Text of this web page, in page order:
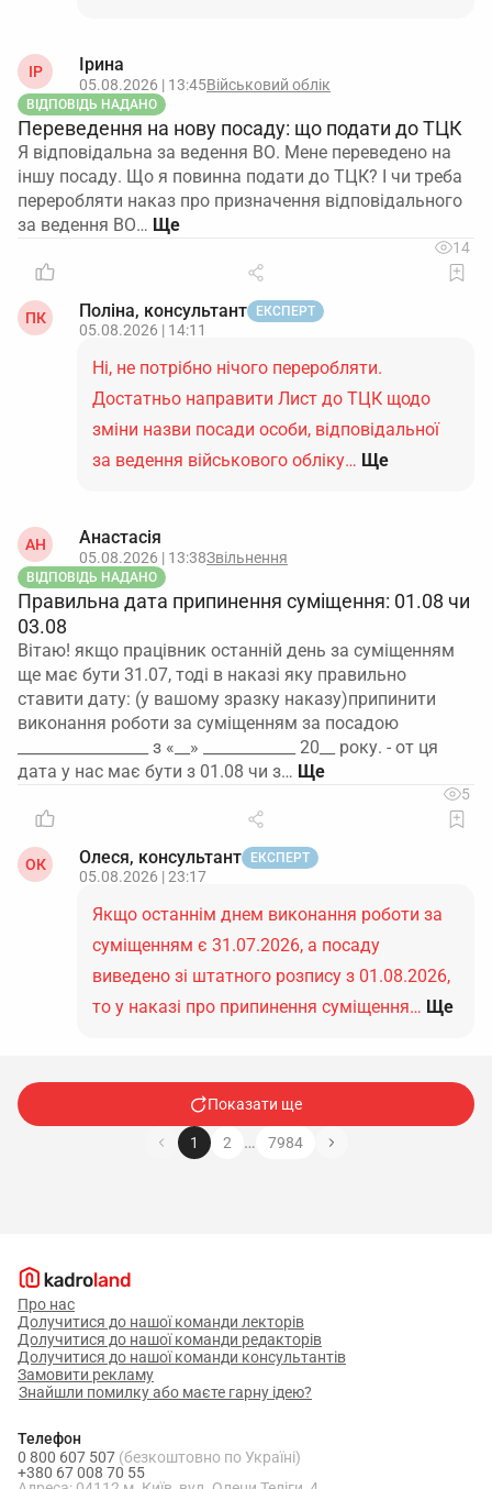
ІР Ірина
05.08.2026 | 13:45Військовий облік
ВІДПОВІДЬ НАДАНО
Переведення на нову посаду: що подати до ТЦК
Я відповідальна за ведення ВО. Мене переведено на
іншу посаду. Що я повинна подати до ТЦК? І чи треба
переробляти наказ про призначення відповідального
за ведення ВО…
14
ПК Поліна, консультант ЕКСПЕРТ
05.08.2026 | 14:11
Ні, не потрібно нічого переробляти.
Достатньо направити Лист до ТЦК щодо
зміни назви посади особи, відповідальної
за ведення військового обліку… Ще
АН Анастасія
05.08.2026 | 13:38Звільнення
ВІДПОВІДЬ НАДАНО
Правильна дата припинення суміщення: 01.08 чи
03.08
Вітаю! якщо працівник останній день за суміщенням
ще має бути 31.07, тоді в наказі яку правильно
ставити дату: (у вашому зразку наказу)припинити
виконання роботи за суміщенням за посадою
_________________ з «__» ____________ 20__ року. - от ця
дата у нас має бути з 01.08 чи з…
5
ОК Олеся, консультант ЕКСПЕРТ
05.08.2026 | 23:17
Якщо останнім днем виконання роботи за
суміщенням є 31.07.2026, а посаду
виведено зі штатного розпису з 01.08.2026,
то у наказі про припинення суміщення… Ще
Показати ще
1 2 … 7984
Про нас
Долучитися до нашої команди лекторів
Долучитися до нашої команди редакторів
Долучитися до нашої команди консультантів
Замовити рекламу
Знайшли помилку або маєте гарну ідею?
Телефон
0 800 607 507 (безкоштовно по Україні)
+380 67 008 70 55